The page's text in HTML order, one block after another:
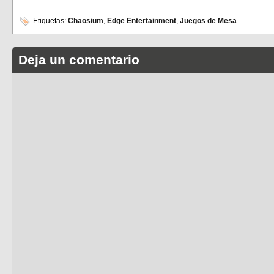
Etiquetas: Chaosium, Edge Entertainment, Juegos de Mesa
Deja un comentario